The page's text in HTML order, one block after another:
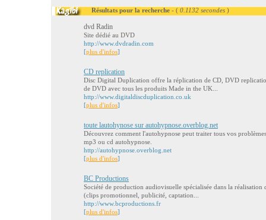
Résultats pour la recherche - ( 0.1132 secondes )
dvd Radin
Site dédié au DVD
http://www.dvdradin.com
[plus d'infos]
CD replication
Disc Digital Duplication offre la réplication de CD, DVD
de DVD avec tous les produits Made in the UK...
http://www.digitaldiscduplication.co.uk
[plus d'infos]
toute lautohynose sur autohypnose.overblog.net
Découvrez comment l'autohypnose peut traiter tous vos
mp3 ou cd autohypnose.
http://autohypnose.overblog.net
[plus d'infos]
BC Productions
Société de production audiovisuelle spécialisée dans la
(clips promotionnel, publicité, captation...
http://www.bcproductions.fr
[plus d'infos]